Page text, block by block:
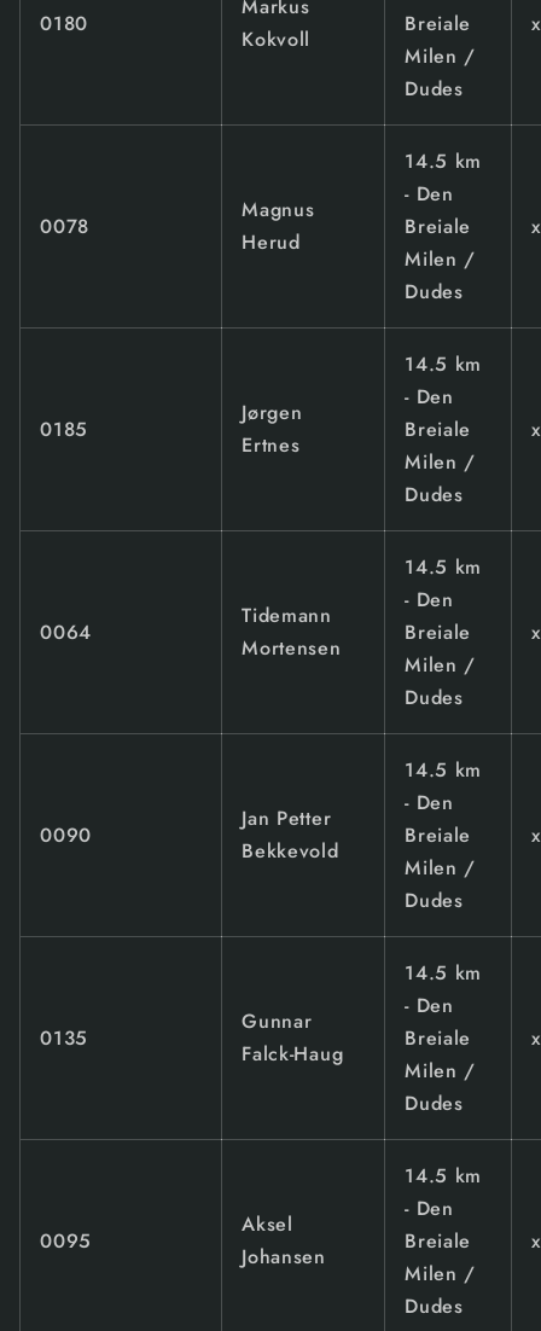
0180
Markus
Kokvoll
Breiale
Milen /
Dudes
x
0078
Magnus
Herud
14.5 km
- Den
Breiale
Milen /
Dudes
x
0185
Jørgen
Ertnes
14.5 km
- Den
Breiale
Milen /
Dudes
x
0064
Tidemann
Mortensen
14.5 km
- Den
Breiale
Milen /
Dudes
x
0090
Jan Petter
Bekkevold
14.5 km
- Den
Breiale
Milen /
Dudes
x
0135
Gunnar
Falck-Haug
14.5 km
- Den
Breiale
Milen /
Dudes
x
0095
Aksel
Johansen
14.5 km
- Den
Breiale
Milen /
Dudes
x